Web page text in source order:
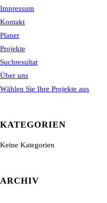
Impressum
Kontakt
Planer
Projekte
Suchresultat
Über uns
Wählen Sie Ihre Projekte aus
KATEGORIEN
Keine Kategorien
ARCHIV